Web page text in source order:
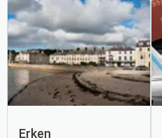
hazırlık ve stratejilerle bu
deneyimi hem sizin hem
de çocuklarınız için keyifli
hale getirebilirsiniz.
Erken